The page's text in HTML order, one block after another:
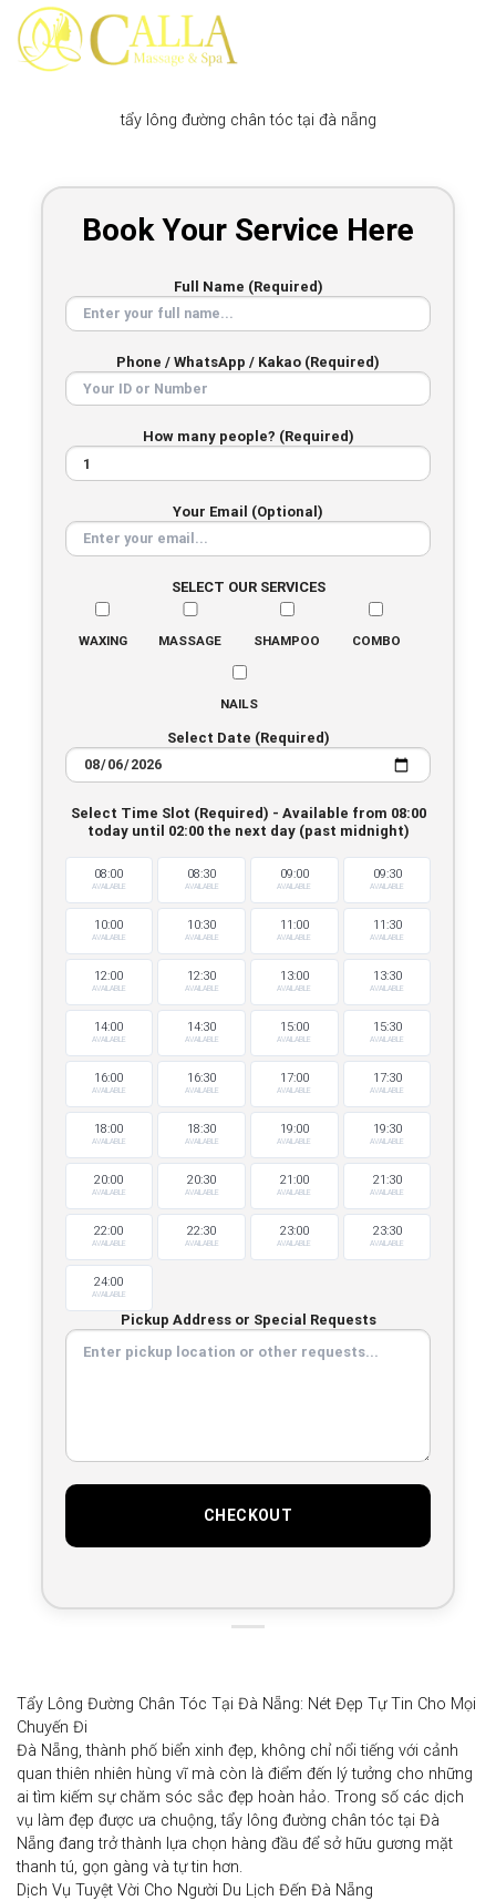
Skip
content
tẩy lông đường chân tóc tại đà nẵng
Book Your Service Here
Full Name (Required)
Phone / WhatsApp / Kakao (Required)
How many people? (Required)
Your Email (Optional)
SELECT OUR SERVICES
WAXING MASSAGE SHAMPOO COMBO
NAILS
Select Date (Required)
Select Time Slot (Required) - Available from 08:00
today until 02:00 the next day (past midnight)
08:00
AVAILABLE
08:30
AVAILABLE
09:00
AVAILABLE
09:30
AVAILABLE
10:00
AVAILABLE
10:30
AVAILABLE
11:00
AVAILABLE
11:30
AVAILABLE
12:00
AVAILABLE
12:30
AVAILABLE
13:00
AVAILABLE
13:30
AVAILABLE
14:00
AVAILABLE
14:30
AVAILABLE
15:00
AVAILABLE
15:30
AVAILABLE
16:00
AVAILABLE
16:30
AVAILABLE
17:00
AVAILABLE
17:30
AVAILABLE
18:00
AVAILABLE
18:30
AVAILABLE
19:00
AVAILABLE
19:30
AVAILABLE
20:00
AVAILABLE
20:30
AVAILABLE
21:00
AVAILABLE
21:30
AVAILABLE
22:00
AVAILABLE
22:30
AVAILABLE
23:00
AVAILABLE
23:30
AVAILABLE
24:00
AVAILABLE
Pickup Address or Special Requests
Tẩy Lông Đường Chân Tóc Tại Đà Nẵng: Nét Đẹp Tự Tin Cho Mọi
Chuyến Đi
Đà Nẵng, thành phố biển xinh đẹp, không chỉ nổi tiếng với cảnh
quan thiên nhiên hùng vĩ mà còn là điểm đến lý tưởng cho những
ai tìm kiếm sự chăm sóc sắc đẹp hoàn hảo. Trong số các dịch
vụ làm đẹp được ưa chuộng,tẩy lông đường chân tóc tại Đà
Nẵng đang trở thành lựa chọn hàng đầu để sở hữu gương mặt
thanh tú, gọn gàng và tự tin hơn.
Dịch Vụ Tuyệt Vời Cho Người Du Lịch Đến Đà Nẵng